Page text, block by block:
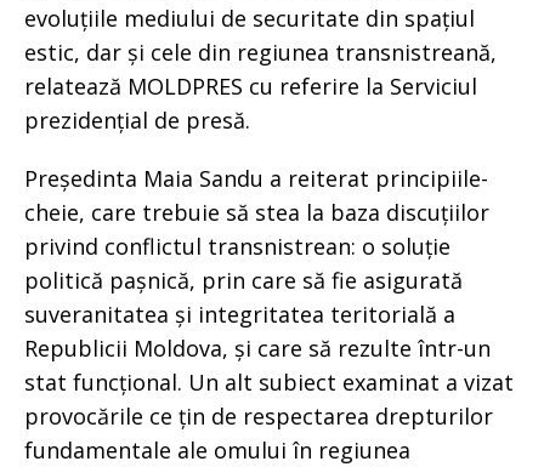
evoluțiile mediului de securitate din spațiul
estic, dar și cele din regiunea transnistreană,
relatează MOLDPRES cu referire la Serviciul
prezidențial de presă.
Președinta Maia Sandu a reiterat principiile-
cheie, care trebuie să stea la baza discuțiilor
privind conflictul transnistrean: o soluție
politică pașnică, prin care să fie asigurată
suveranitatea și integritatea teritorială a
Republicii Moldova, și care să rezulte într-un
stat funcțional. Un alt subiect examinat a vizat
provocările ce țin de respectarea drepturilor
fundamentale ale omului în regiunea